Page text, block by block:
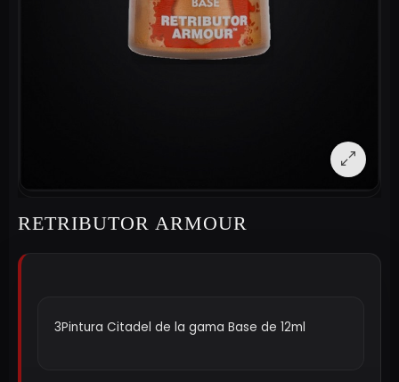
RETRIBUTOR ARMOUR
3Pintura Citadel de la gama Base de 12ml